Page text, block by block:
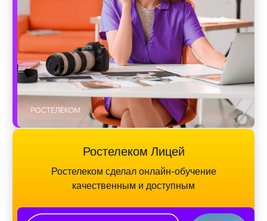
Ростелеком Лицей
Ростелеком сделал онлайн-обучение
качественным и доступным